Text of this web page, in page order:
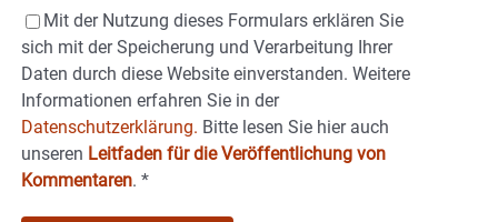
Mit der Nutzung dieses Formulars erklären Sie
sich mit der Speicherung und Verarbeitung Ihrer
Daten durch diese Website einverstanden. Weitere
Informationen erfahren Sie in der
Datenschutzerklärung. Bitte lesen Sie hier auch
unseren Leitfaden für die Veröffentlichung von
Kommentaren. *